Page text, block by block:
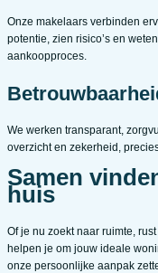
Onze makelaars verbinden
potentie, zien risico’s en
aankoopproces.
We werken transparant,
overzicht en zekerheid,
Samen
huis
Of je nu zoekt naar ruimte,
helpen je om jouw ideale
onze persoonlijke aanpak